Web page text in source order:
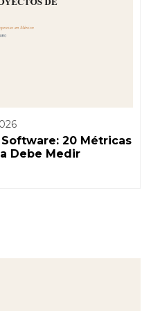
20 Métricas
Debe Medir